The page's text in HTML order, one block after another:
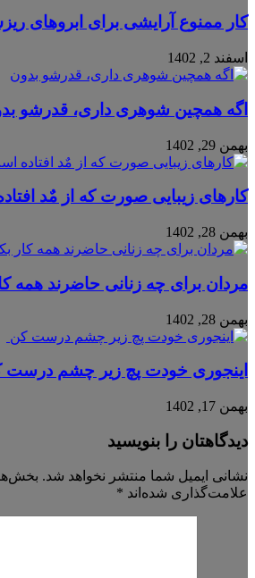
کار ممنوع آرایشی برای ابروهای
اسفند 2, 1402
اگه همچین شوهری داری، قدرشو
بهمن 29, 1402
کارهای زیبایی صورت که از مٌد
بهمن 28, 1402
مردان برای چه زنانی حاضرند همه
بهمن 28, 1402
اینجوری خودت پچ زیر چشم درست
بهمن 17, 1402
دیدگاهتان را بنویسید
نشانی ایمیل شما منتشر نخواهد شد.
علامت‌گذاری شده‌اند *